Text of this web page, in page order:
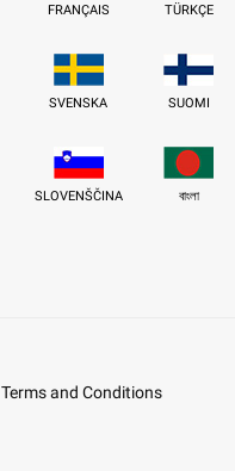
FRANÇAIS TÜRKÇE
SVENSKA SUOMI
SLOVENŠČINA বাংলা
Terms and Conditions